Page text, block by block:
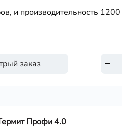
производительность 1200
заказ
Профи 4.0